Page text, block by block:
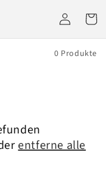
Einloggen
0 Produkte
entferne alle